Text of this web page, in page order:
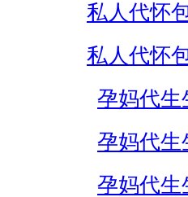
私人代怀
私人代怀
孕妈代生
孕妈代生
孕妈代生